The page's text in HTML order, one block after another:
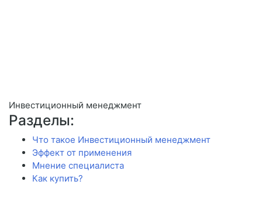
Инвестиционный менеджмент
Разделы:
Что такое Инвестиционный менеджмент
Эффект от применения
Мнение специалиста
Как купить?